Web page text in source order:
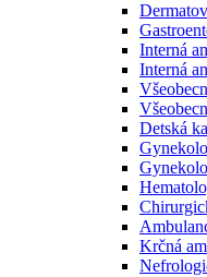
Interná
Interná
Detská
Krčná